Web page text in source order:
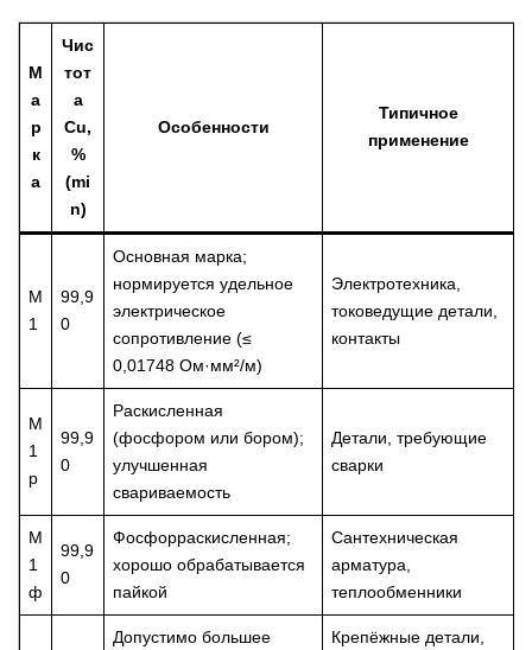
М
а
р
к
а
Чис
тот
а
Cu,
%
(mi
n)
Особенности
Типичное
применение
М
1
99,9
0
Основная марка;
нормируется удельное
электрическое
сопротивление (≤
0,01748 Ом·мм²/м)
Электротехника,
токоведущие детали,
контакты
М
1
р
99,9
0
Раскисленная
(фосфором или бором);
улучшенная
свариваемость
Детали, требующие
сварки
М
1
ф
99,9
0
Фосфорраскисленная;
хорошо обрабатывается
пайкой
Сантехническая
арматура,
теплообменники
Допустимо большее
Крепёжные детали,